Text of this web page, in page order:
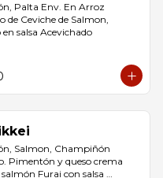
Palta Env. En Arroz
de Ceviche de Salmon,
salsa Acevichado
Salmon, Champiñón
Pimentón y queso crema
Furai con salsa